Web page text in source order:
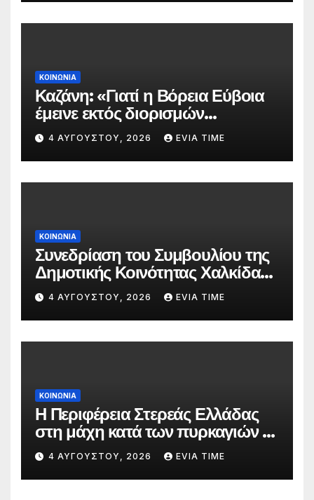
ΚΟΙΝΩΝΙΑ
Καζάνη: «Γιατί η Βόρεια Εύβοια
έμεινε εκτός διορισμών
δασκάλων;»
4 ΑΥΓΟΎΣΤΟΥ, 2026 EVIA TIME
ΚΟΙΝΩΝΙΑ
Συνεδρίαση του Συμβουλίου της
Δημοτικής Κοινότητας Χαλκίδας
την 5 Αυγούστου
4 ΑΥΓΟΎΣΤΟΥ, 2026 EVIA TIME
ΚΟΙΝΩΝΙΑ
Η Περιφέρεια Στερεάς Ελλάδας
στη μάχη κατά των πυρκαγιών –
Δράσεις και στήριξη σε πέντε
περιφερειακές ενότητες
4 ΑΥΓΟΎΣΤΟΥ, 2026 EVIA TIME